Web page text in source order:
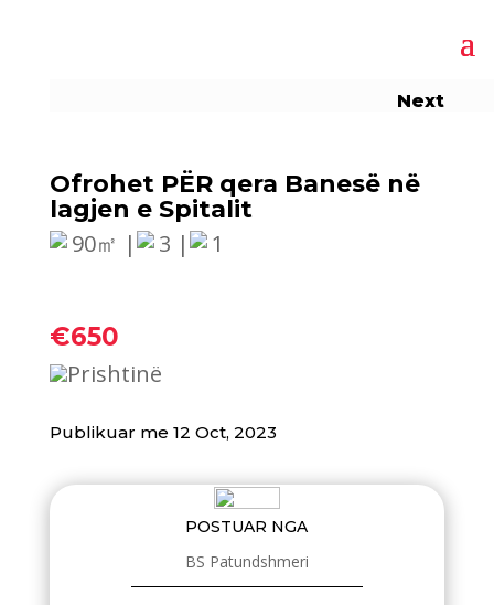
Next
Ofrohet PËR qera Banesë në
lagjen e Spitalit
90㎡ |
3 | 1
€650
Prishtinë
Publikuar me 12 Oct, 2023
POSTUAR NGA
BS Patundshmeri